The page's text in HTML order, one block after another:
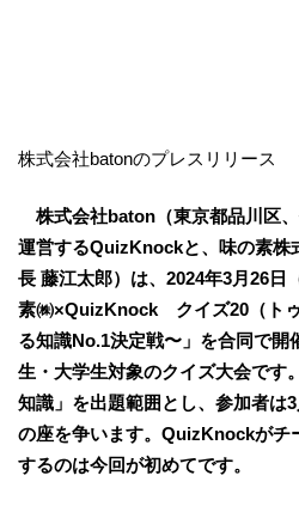
株式会社batonのプレスリリース
株式会社baton（東京都品川区
運営するQuizKnockと、味の素株
長 藤江太郎）は、2024年3月26日
素㈱×QuizKnock クイズ20（ト
る知識No.1決定戦〜」を合同で開
生・大学生対象のクイズ大会です
知識」を出題範囲とし、参加者は
の座を争います。QuizKnockがチ
するのは今回が初めてです。